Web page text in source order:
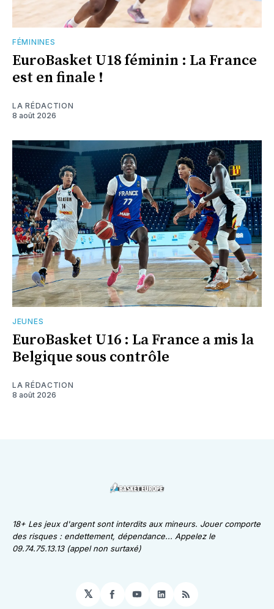
FÉMININES
EuroBasket U18 féminin : La France
est en finale !
LA RÉDACTION
8 août 2026
JEUNES
EuroBasket U16 : La France a mis la
Belgique sous contrôle
LA RÉDACTION
8 août 2026
18+ Les jeux d'argent sont interdits aux mineurs. Jouer comporte
des risques : endettement, dépendance... Appelez le
09.74.75.13.13 (appel non surtaxé)
𝕏 Facebook
YouTube
LinkedIn
RSS